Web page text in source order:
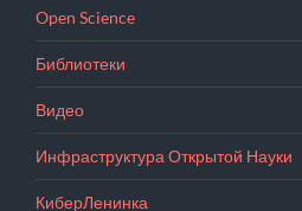
Open Science
Библиотеки
Видео
Инфраструктура Открытой Науки
КиберЛенинка